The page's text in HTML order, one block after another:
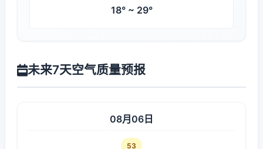
18° ~ 29°
未来7天空气质量预报
08月06日
53